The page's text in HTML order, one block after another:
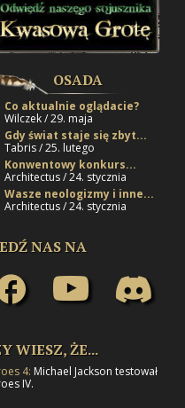
OSADA
Co aktualnie oglądacie?
Wilczek / 29. maja
Gdy świat staje się zbyt...
Tabris / 25. lutego
Konwentowy konkurs...
Architectus / 24. stycznia
Wasze neologizmy i inne...
Architectus / 24. stycznia
NAS NA
WIESZ, ŻE...
4: Michael Jackson testował
IV.